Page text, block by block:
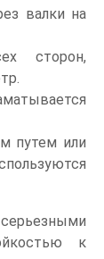
валки на
сторон,
путем или
к